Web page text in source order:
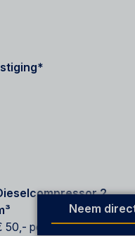
2
50,- per dag
Neem